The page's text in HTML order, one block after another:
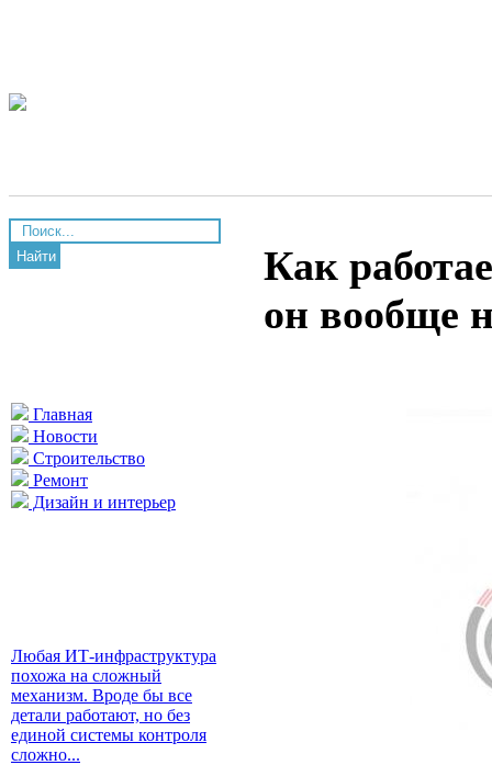
Найти
Главная
Новости
Строительство
Ремонт
Дизайн и интерьер
Любая ИТ-инфраструктура
похожа на сложный
механизм. Вроде бы все
детали работают, но без
единой системы контроля
сложно...
Как
он вообще